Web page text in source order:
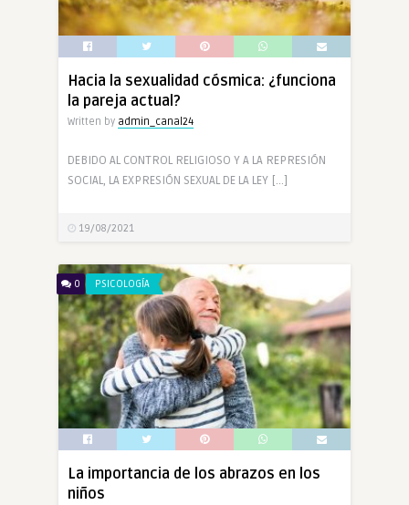
Hacia la sexualidad cósmica: ¿funciona
la pareja actual?
Written by admin_canal24
DEBIDO AL CONTROL RELIGIOSO Y A LA REPRESIÓN
SOCIAL, LA EXPRESIÓN SEXUAL DE LA LEY […]
19/08/2021
0 PSICOLOGÍA
La importancia de los abrazos en los
niños